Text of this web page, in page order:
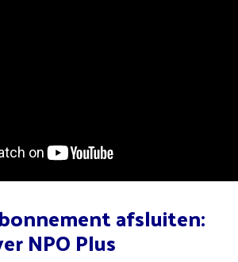
afsluiten:
NPO Plus